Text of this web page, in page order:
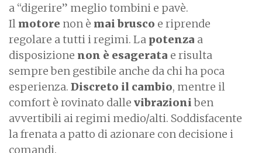
a “digerire” meglio tombini e pavè.
Il motore non è mai brusco e riprende
regolare a tutti i regimi. La potenza a
disposizione non è esagerata e risulta
sempre ben gestibile anche da chi ha poca
esperienza. Discreto il cambio, mentre il
comfort è rovinato dalle vibrazioniben
avvertibili ai regimi medio/alti. Soddisfacente
la frenata a patto di azionare con decisione i
comandi.